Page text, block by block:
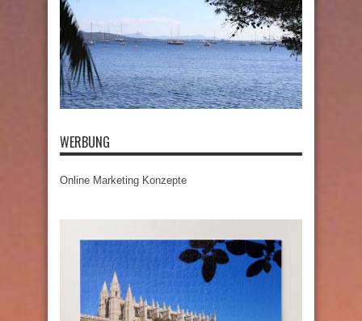
WERBUNG
Online Marketing Konzepte